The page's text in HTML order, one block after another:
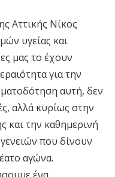
Αττικής Νίκος
υγείας και
μας το έχουν
για την
αυτή, δεν
αλλά κυρίως στην
και την καθημερινή
που δίνουν
αγώνα.